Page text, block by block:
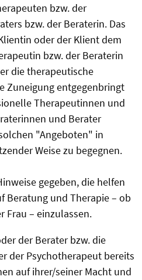
bzw. der
bzw. der Beraterin. Das
oder der Klient dem
bzw. der Beraterin
die therapeutische
Zuneigung entgegenbringt
Therapeutinnen und
und Berater
"Angeboten" in
Weise zu begegnen.
gegeben, die helfen
Beratung und Therapie – ob
Frau – einzulassen.
der Berater bzw. die
der Psychotherapeut bereits
auf ihrer/seiner Macht und